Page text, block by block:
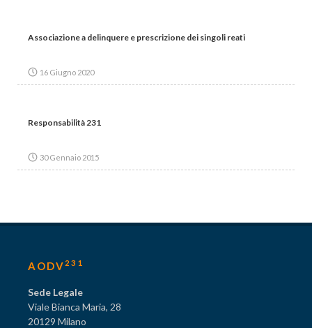
Associazione a delinquere e prescrizione dei singoli reati
16 Giugno 2020
Responsabilità 231
30 Gennaio 2015
AODV 231
Sede Legale
Viale Bianca Maria, 28
20129 Milano